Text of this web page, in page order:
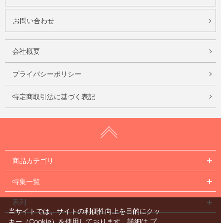
お問い合わせ
会社概要
プライバシーポリシー
特定商取引法に基づく表記
商品カテゴリ
特集一覧
系列
当サイトでは、サイトの利便性向上を目的にクッ